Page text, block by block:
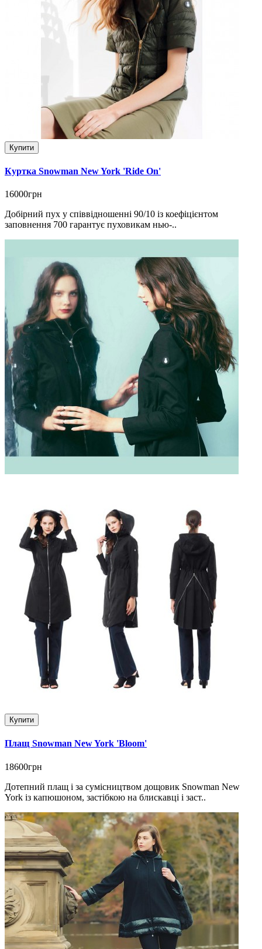
Купити
Куртка Snowman New York 'Ride On'
16000грн
Добірний пух у співвідношенні 90/10 із коефіцієнтом
заповнення 700 гарантує пуховикам нью-..
Купити
Плащ Snowman New York 'Bloom'
18600грн
Дотепний плащ і за сумісництвом дощовик Snowman New
York із капюшоном, застібкою на блискавці і заст..